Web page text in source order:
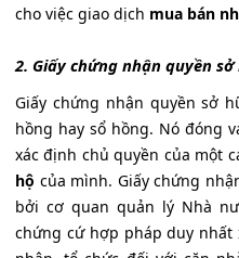
cho việc giao dịch mua bán
2. Giấy chứng nhận quyền
Giấy chứng nhận quyền sở
hồng hay sổ hồng. Nó đóng
xác định chủ quyền của một
hộ của mình. Giấy chứng
bởi cơ quan quản lý Nhà
chứng cứ hợp pháp duy nhất